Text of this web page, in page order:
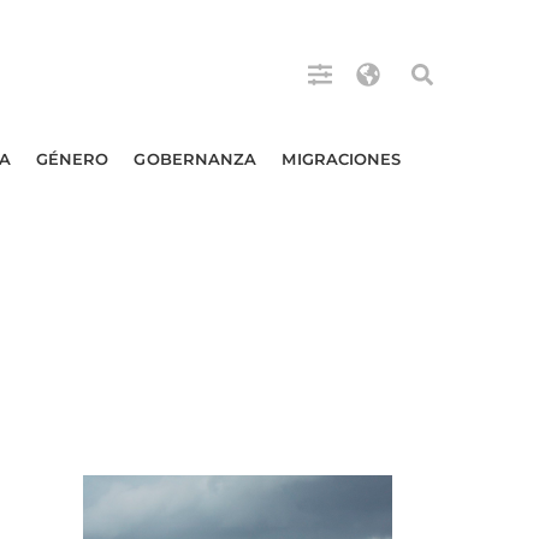
GÉNERO GOBERNANZA MIGRACIONES